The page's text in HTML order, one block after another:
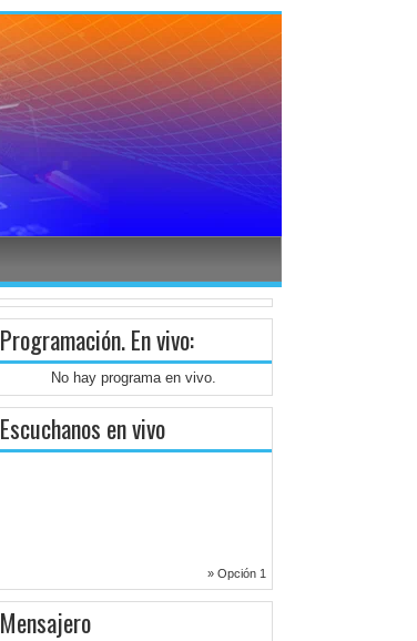
Programación. En vivo:
No hay programa en vivo.
Escuchanos en vivo
» Opción 1
Mensajero